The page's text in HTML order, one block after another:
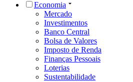
Economia
Mercado
Investimentos
Banco Central
Bolsa de Valores
Imposto de Renda
Finanças Pessoais
Loterias
Sustentabilidade